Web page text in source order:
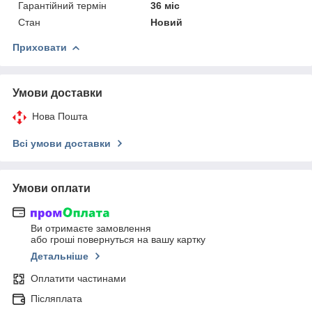
Гарантійний термін
36 міс
Стан
Новий
Приховати
Умови доставки
Нова Пошта
Всі умови доставки
Умови оплати
Ви отримаєте замовлення
або гроші повернуться на вашу картку
Детальніше
Оплатити частинами
Післяплата